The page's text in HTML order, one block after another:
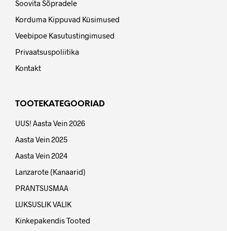
Soovita Sõpradele
Korduma Kippuvad Küsimused
Veebipoe Kasutustingimused
Privaatsuspoliitika
Kontakt
TOOTEKATEGOORIAD
UUS! Aasta Vein 2026
Aasta Vein 2025
Aasta Vein 2024
Lanzarote (Kanaarid)
PRANTSUSMAA
LUKSUSLIK VALIK
Kinkepakendis Tooted